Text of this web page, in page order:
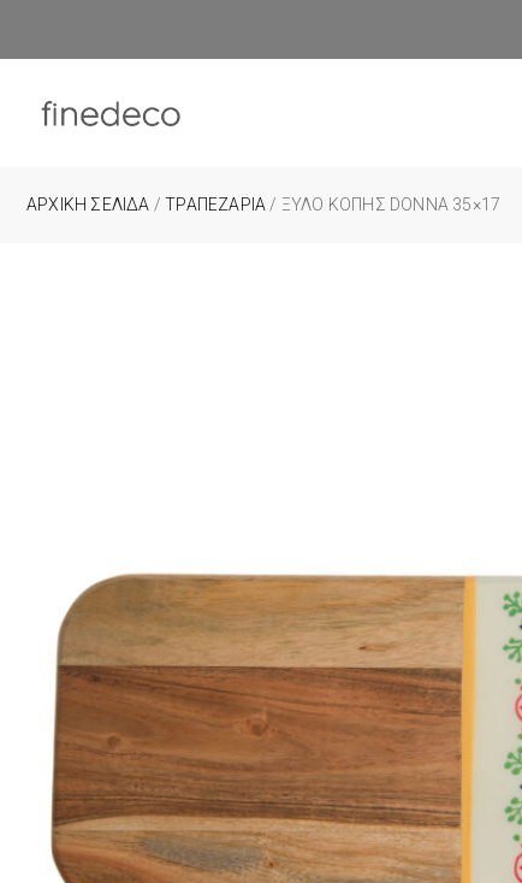
ΑΡΧΙΚΉ ΣΕΛΊΔΑ /ΤΡΑΠΕΖΑΡΙΑ / ΞΎΛΟ ΚΟΠΉΣ DONNA 35×17